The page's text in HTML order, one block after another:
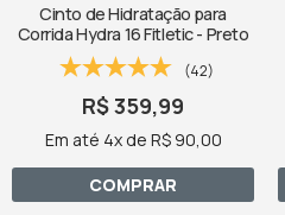
Cinto de Hidratação para
Corrida Hydra 16 Fitletic - Preto
(42)
R$ 359,99
Em até 4x de R$ 90,00
COMPRAR